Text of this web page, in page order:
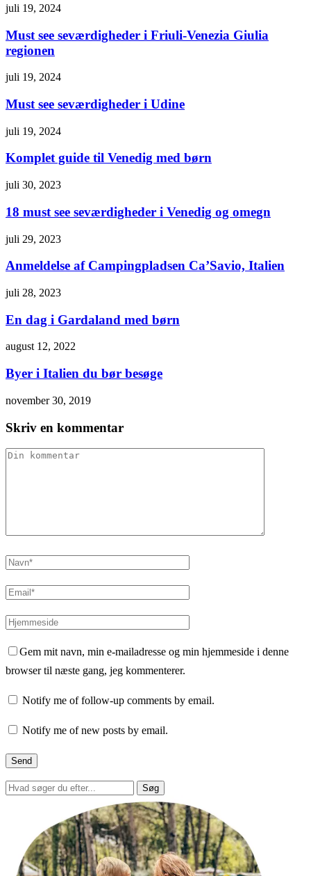
juli 19, 2024
Must see seværdigheder i Friuli-Venezia Giulia
regionen
juli 19, 2024
Must see seværdigheder i Udine
juli 19, 2024
Komplet guide til Venedig med børn
juli 30, 2023
18 must see seværdigheder i Venedig og omegn
juli 29, 2023
Anmeldelse af Campingpladsen Ca’Savio, Italien
juli 28, 2023
En dag i Gardaland med børn
august 12, 2022
Byer i Italien du bør besøge
november 30, 2019
Skriv en kommentar
Gem mit navn, min e-mailadresse og min hjemmeside i denne
browser til næste gang, jeg kommenterer.
Notify me of follow-up comments by email.
Notify me of new posts by email.